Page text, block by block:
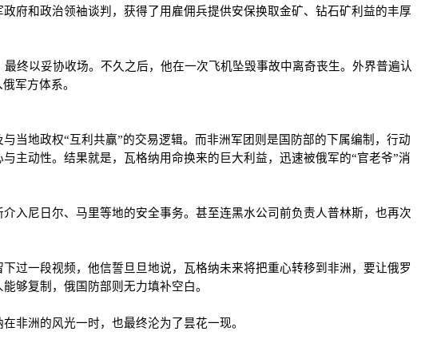
府和政治领袖谈判，获得了用雇佣兵提供安保换取金矿、钻石矿利益的丰厚
终以妥协收场。不久之后，他在一次飞机坠毁事故中离奇丧生。外界普遍认
军方体系。
当地政权“互利共赢”的交易逻辑。而非洲军团则是国防部的下属编制，行动
主动性。结果就是，瓦格纳用命换来的巨大利益，迅速被俄军的“官老爷”消
入尼日尔、马里等地的安全事务。甚至连黑水公司前负责人普林斯，也再次
过一段视频，他信誓旦旦地说，瓦格纳未来将把重心转移到非洲，要让俄罗
够复制，俄国防部则无力填补空白。
非洲的风光一时，也最终沦为了昙花一现。